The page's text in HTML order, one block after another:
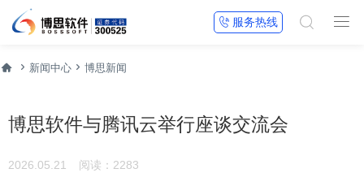

 服务热线 
  新闻中心  博思新闻
博思软件与腾讯云举行座谈交流会
2026.05.21 阅读：2283